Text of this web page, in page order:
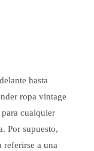
hasta
ropa vintage
cualquier
Por supuesto,
referirse a una